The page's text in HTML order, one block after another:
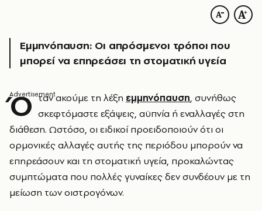
Εμμηνόπαυση: Οι απρόσμενοι τρόποι που
μπορεί να επηρεάσει τη στοματική υγεία
Ό ταν ακούμε τη λέξη εμμηνόπαυση, συνήθως
σκεφτόμαστε εξάψεις, αϋπνία ή εναλλαγές στη
διάθεση. Ωστόσο, οι ειδικοί προειδοποιούν ότι οι
ορμονικές αλλαγές αυτής της περιόδου μπορούν να
επηρεάσουν και τη στοματική υγεία, προκαλώντας
συμπτώματα που πολλές γυναίκες δεν συνδέουν με τη
μείωση των οιστρογόνων.